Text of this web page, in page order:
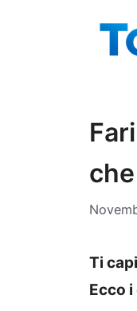
Ti
Ecco